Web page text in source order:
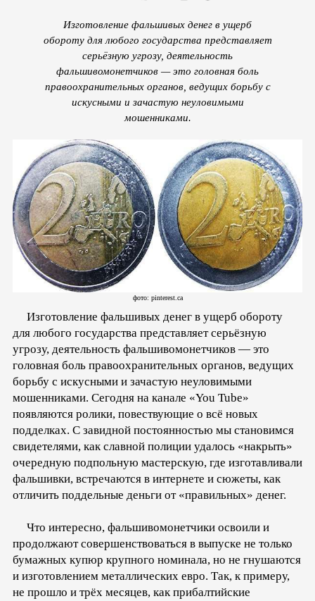
Изготовление фальшивых денег в ущерб
обороту для любого государства представляет
серьёзную угрозу, деятельность
фальшивомонетчиков — это головная боль
правоохранительных органов, ведущих борьбу с
искусными и зачастую неуловимыми
мошенниками.
фото: pinterest.ca
Изготовление фальшивых денег в ущерб обороту
для любого государства представляет серьёзную
угрозу, деятельность фальшивомонетчиков — это
головная боль правоохранительных органов, ведущих
борьбу с искусными и зачастую неуловимыми
мошенниками. Сегодня на канале «You Tube»
появляются ролики, повествующие о всё новых
подделках. С завидной постоянностью мы становимся
свидетелями, как славной полиции удалось «накрыть»
очередную подпольную мастерскую, где изготавливали
фальшивки, встречаются в интернете и сюжеты, как
отличить поддельные деньги от «правильных» денег.
Что интересно, фальшивомонетчики освоили и
продолжают совершенствоваться в выпуске не только
бумажных купюр крупного номинала, но не гнушаются
и изготовлением металлических евро. Так, к примеру,
не прошло и трёх месяцев, как прибалтийские